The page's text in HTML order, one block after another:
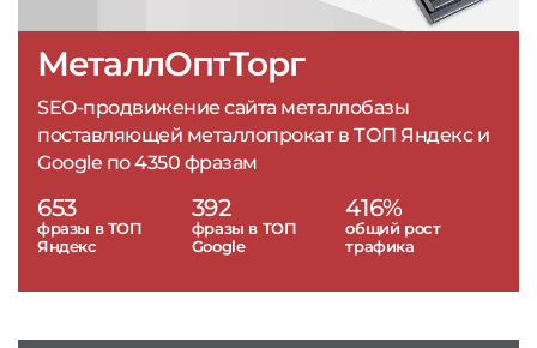
МеталлОптТорг
SEO-продвижение сайта металлобазы
поставляющей металлопрокат в ТОП Яндекс и
Google по 4350 фразам
653
фразы в ТОП
Яндекс
392
фразы в ТОП
Google
416%
общий рост
трафика